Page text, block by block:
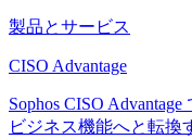
製品とサービス
CISO Advantage
Sophos CISO
ビジネス機能へと転換